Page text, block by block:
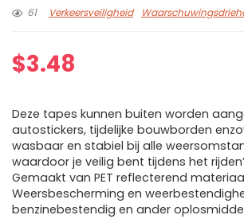
61
Verkeersveiligheid
$3.48
Deze tapes kunnen buiten worden
autostickers, tijdelijke bouwborden
wasbaar en stabiel bij alle
waardoor je veilig bent tijdens het
Gemaakt van PET reflecterend
Weersbescherming en
benzinebestendig en ander